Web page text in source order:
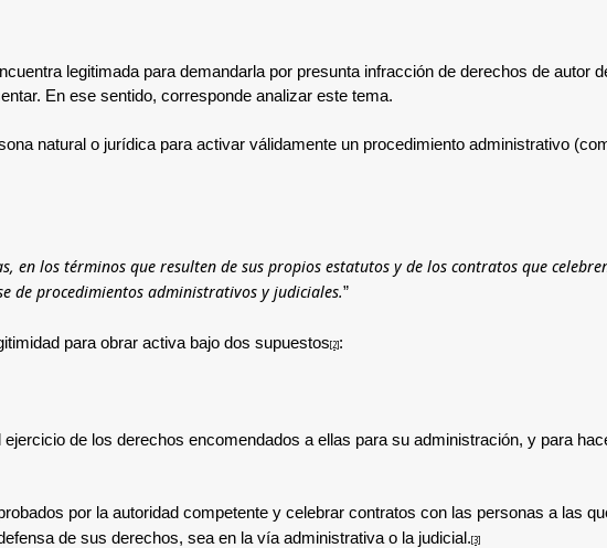
legitimada para demandarla por presunta infracción de derechos de autor
En ese sentido, corresponde analizar este tema.
natural o jurídica para activar válidamente un procedimiento administrativo
en los términos que resulten de sus propios estatutos y de los contratos que
de procedimientos administrativos y judiciales.”
para obrar activa bajo dos supuestos[2]:
de los derechos encomendados a ellas para su administración, y para
por la autoridad competente y celebrar contratos con las personas a las
de sus derechos, sea en la vía administrativa o la judicial.[3]